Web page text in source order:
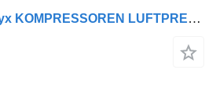
Компресор за въздух KOMPRESSOREN LUFTPRESSER за автобус Mercedes-Benz SETRA MAN